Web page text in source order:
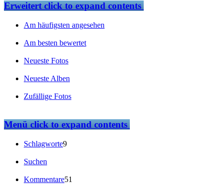
Erweitertclick to expand contents
Am häufigsten angesehen
Am besten bewertet
Neueste Fotos
Neueste Alben
Zufällige Fotos
Menüclick to expand contents
Schlagworte9
Suchen
Kommentare51